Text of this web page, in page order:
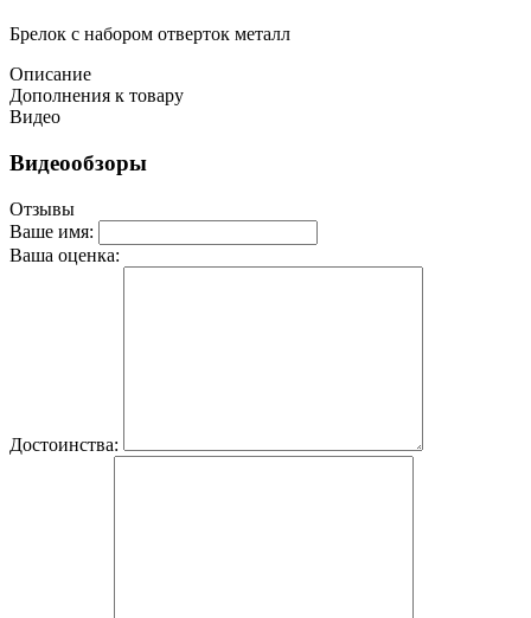
Брелок с набором отверток металл
Описание
Дополнения к товару
Видео
Видеообзоры
Отзывы
Ваше имя:
Ваша оценка:
Достоинства: